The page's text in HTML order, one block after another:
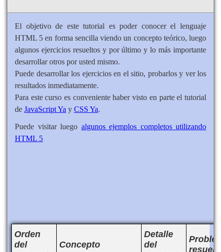
El objetivo de este tutorial es poder conocer el lenguaje
HTML 5 en forma sencilla viendo un concepto teórico, luego
algunos ejercicios resueltos y por último y lo más importante
desarrollar otros por usted mismo.
Puede desarrollar los ejercicios en el sitio, probarlos y ver los
resultados inmediatamente.
Para este curso es conveniente haber visto en parte el tutorial
de JavaScript Ya y CSS Ya.
Puede visitar luego algunos ejemplos completos utilizando
HTML 5
Orden
del
Concepto
Detalle
del